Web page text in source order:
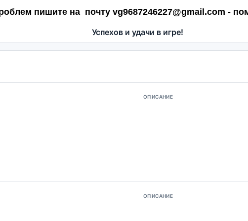
пишите на почту vg9687246227@gmail.com -
Успехов и удачи в игре!
ОПИСАНИЕ
ОПИСАНИЕ